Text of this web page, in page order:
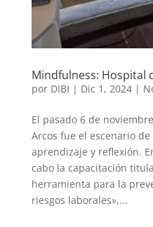
Mindfulness: Hospital
por DIBI | Dic 1, 2024|
El pasado 6 de
Arcos fue el escenario
aprendizaje y reflexión.
cabo la capacitación
herramienta para la
riesgos laborales»,...